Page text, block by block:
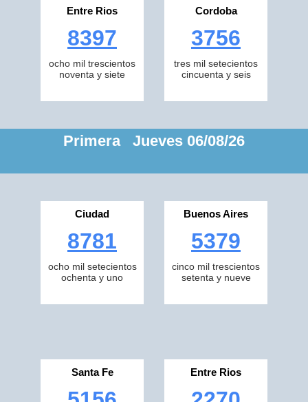
Entre Rios
8397
ocho mil trescientos
noventa y siete
Cordoba
3756
tres mil setecientos
cincuenta y seis
Primera Jueves 06/08/26
Ciudad
8781
ocho mil setecientos
ochenta y uno
Buenos Aires
5379
cinco mil trescientos
setenta y nueve
Santa Fe Entre Rios